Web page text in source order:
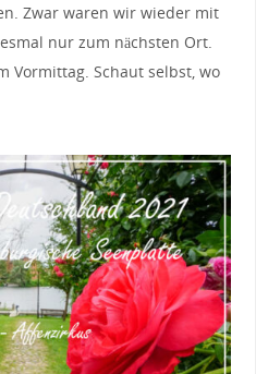
Zwar waren wir wieder mit
nur zum nächsten Ort.
Vormittag. Schaut selbst, wo